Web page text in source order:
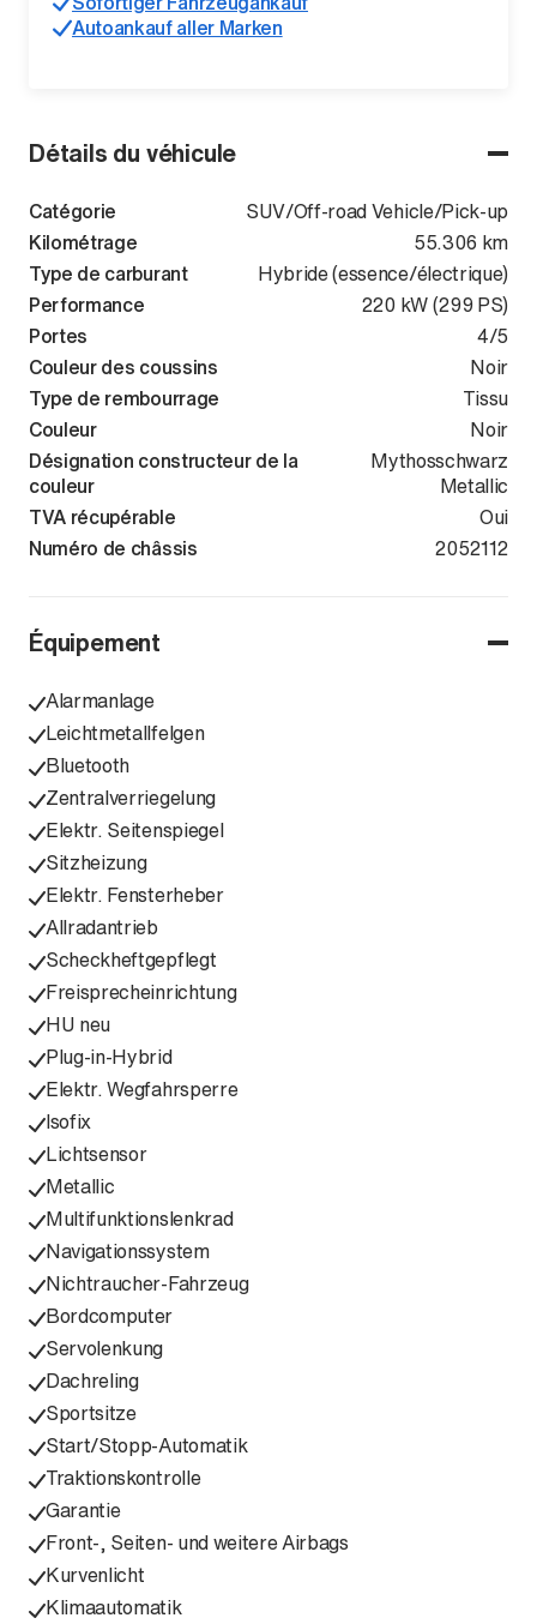
Détails du véhicule
Catégorie
SUV/Off-road Vehicle/Pick-up
Kilométrage
55.306 km
Type de carburant
Hybride (essence/électrique)
Performance
220 kW (299 PS)
Portes
4/5
Couleur des coussins
Noir
Type de rembourrage
Tissu
Couleur
Noir
Désignation constructeur de la
couleur
Mythosschwarz
Metallic
TVA récupérable
Oui
Numéro de châssis
2052112
Équipement
Alarmanlage
Leichtmetallfelgen
Bluetooth
Zentralverriegelung
Elektr. Seitenspiegel
Sitzheizung
Elektr. Fensterheber
Allradantrieb
Scheckheftgepflegt
Freisprecheinrichtung
HU neu
Plug-in-Hybrid
Elektr. Wegfahrsperre
Isofix
Lichtsensor
Metallic
Multifunktionslenkrad
Navigationssystem
Nichtraucher-Fahrzeug
Bordcomputer
Servolenkung
Dachreling
Sportsitze
Start/Stopp-Automatik
Traktionskontrolle
Garantie
Front-, Seiten- und weitere Airbags
Kurvenlicht
Klimaautomatik
Autoankauf aller Marken